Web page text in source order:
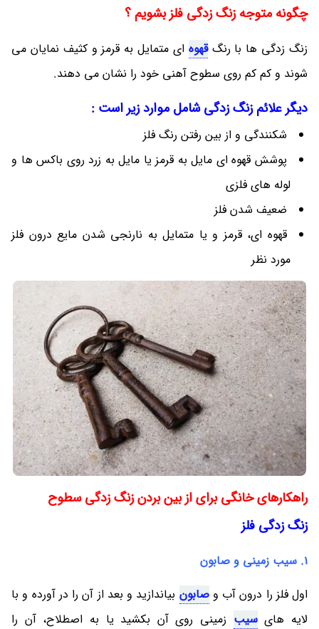
چگونه متوجه زنگ زدگی فلز بشویم ؟
زنگ زدگی ها با رنگقهوه ای متمایل به قرمز و کثیف نمایان می
شوند و کم کم روی سطوح آهنی خود را نشان می دهند.
دیگر علائم زنگ زدگی شامل موارد زیر است :
شکنندگی و از بین رفتن رنگ فلز
پوشش قهوه ای مایل به قرمز یا مایل به زرد روی باکس ها و
لوله های فلزی
ضعیف شدن فلز
قهوه ای، قرمز و یا متمایل به نارنجی شدن مایع درون فلز
مورد نظر
راهکارهای خانگی برای از بین بردن زنگ زدگی سطوح
زنگ زدگی فلز
1. سیب زمینی و صابون
اول فلز را درون آب وصابون بیاندازید و بعد از آن را در آورده و با
لایه هایسیب زمینی روی آن بکشید یا به اصطلاح، آن را